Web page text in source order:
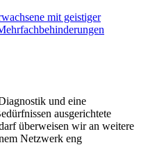
mit geistiger
und eine
ausgerichtete
überweisen wir an weitere
Netzwerk eng